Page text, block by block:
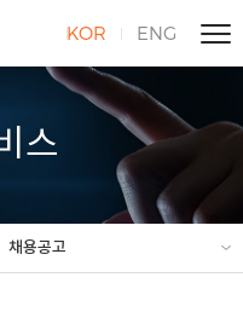
KOR ENG
스
채용공고